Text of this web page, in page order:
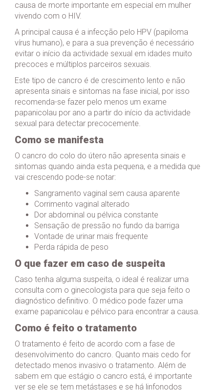
causa de morte importante em especial em mulher
vivendo com o HIV.
A principal causa é a infecção pelo HPV (papiloma
vírus humano), e para a sua prevenção é necessário
evitar o início da actividade sexual em idades muito
precoces e múltiplos parceiros sexuais.
Este tipo de cancro é de crescimento lento e não
apresenta sinais e sintomas na fase inicial, por isso
recomenda-se fazer pelo menos um exame
papanicolau por ano a partir do início da actividade
sexual para detectar precocemente.
Como se manifesta
O cancro do colo do útero não apresenta sinais e
sintomas quando ainda esta pequena, e a medida que
vai crescendo pode-se notar:
Sangramento vaginal sem causa aparente
Corrimento vaginal alterado
Dor abdominal ou pélvica constante
Sensação de pressão no fundo da barriga
Vontade de urinar mais frequente
Perda rápida de peso
O que fazer em caso de suspeita
Caso tenha alguma suspeita, o ideal é realizar uma
consulta com o ginecologista para que seja feito o
diagnóstico definitivo. O médico pode fazer uma
exame papanicolau e pélvico para encontrar a causa.
Como é feito o tratamento
O tratamento é feito de acordo com a fase de
desenvolvimento do cancro. Quanto mais cedo for
detectado menos invasivo o tratamento. Além de
sabem em que estágio o cancro está, é importante
ver se ele se tem metástases e se há linfonodos